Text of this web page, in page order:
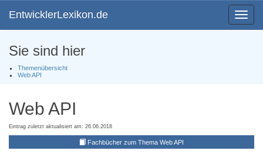
Toggle
EntwicklerLexikon.de
Sie sind hier
Themenübersicht
Web API
Web API
Eintrag zuletzt aktualisiert am: 26.06.2018
Fachbücher zum Thema Web API